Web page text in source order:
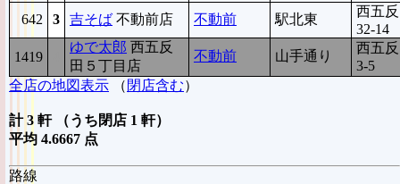
642
3 吉そば 不動前店 不動前 駅北東
西五
32-14
1419
ゆで太郎 西五反
田５丁目店
不動前 山手通り
西五
3-5
全店の地図表示 （ 閉店含む）
計 3 軒 （うち閉店 1 軒）
平均 4.6667 点
路線